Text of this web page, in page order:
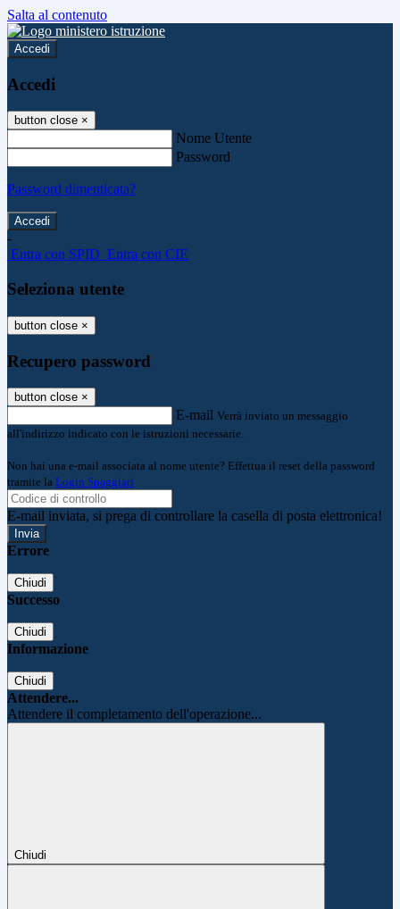
Salta al contenuto
Accedi
Accedi
button close ×
Nome Utente
Password
Password dimenticata?
-
Entra con SPID Entra con CIE
Seleziona utente
button close ×
Recupero password
button close ×
E-mail Verrà inviato un messaggio
all'indirizzo indicato con le istruzioni necessarie.
Non hai una e-mail associata al nome utente? Effettua il reset della password
tramite la Login Spaggiari
E-mail inviata, si prega di controllare la casella di posta elettronica!
Errore
Chiudi
Successo
Chiudi
Informazione
Chiudi
Attendere...
Attendere il completamento dell'operazione...
Chiudi